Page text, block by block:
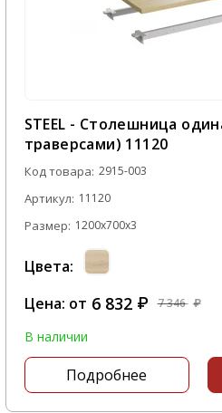
STEEL - Столешница
траверсами) 11120
Код товара: 2915-003
Артикул: 11120
Размер: 1200x700x3
Цвета:
Цена: от 6 832 ₽ 7 346 ₽
В наличии
Подробнее